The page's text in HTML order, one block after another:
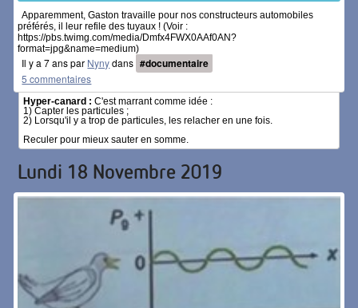
Apparemment, Gaston travaille pour nos constructeurs automobiles
préférés, il leur refile des tuyaux ! (Voir :
https://pbs.twimg.com/media/Dmfx4FWX0AAf0AN?
format=jpg&name=medium)
Il y a 7 ans par Nynydans #documentaire
5 commentaires
Hyper-canard : C'est marrant comme idée :
1) Capter les particules ;
2) Lorsqu'il y a trop de particules, les relacher en une fois.
Reculer pour mieux sauter en somme.
Lundi 18 Novembre 2019